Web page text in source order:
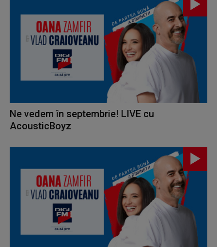
Ne vedem în septembrie! LIVE cu
AcousticBoyz